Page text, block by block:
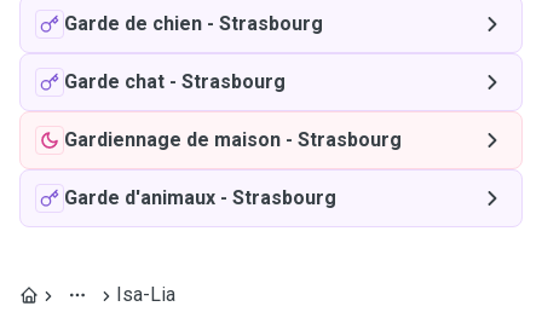
Garde de chien - Strasbourg
Garde chat - Strasbourg
Gardiennage de maison - Strasbourg
Garde d'animaux - Strasbourg
Isa-Lia